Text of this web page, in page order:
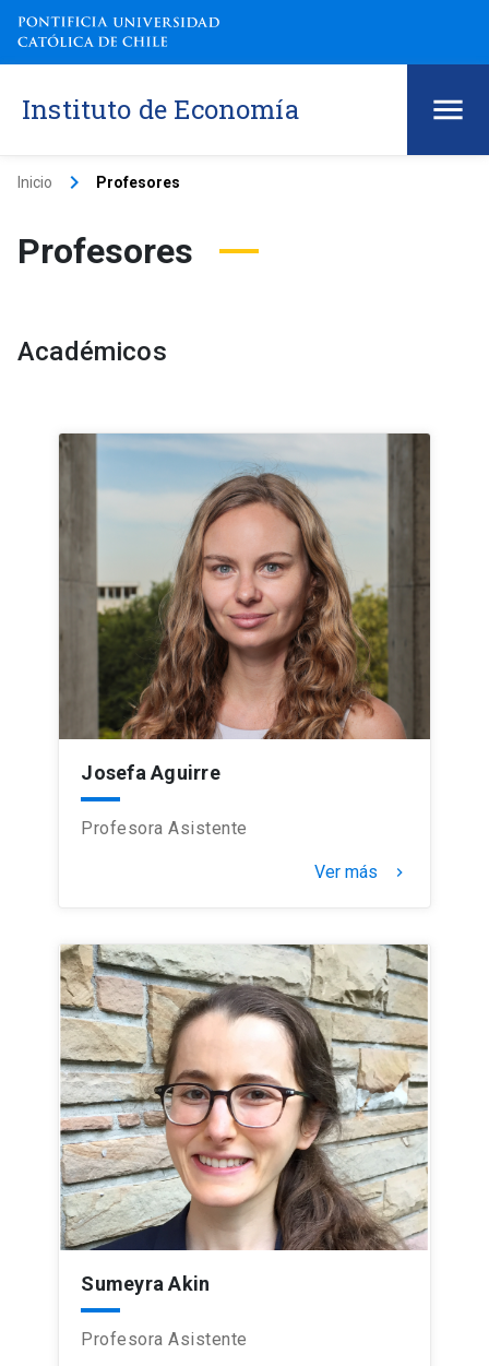
Instituto de Economía
Inicio keyboard_arrow_right Profesores
Profesores
Académicos
Josefa Aguirre
Profesora Asistente
Ver más keyboard_arrow_right
Sumeyra Akin
Profesora Asistente